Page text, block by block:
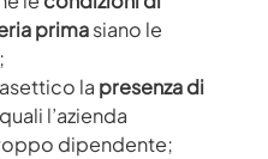
primasiano le
la presenza di
l’azienda
dipendente;